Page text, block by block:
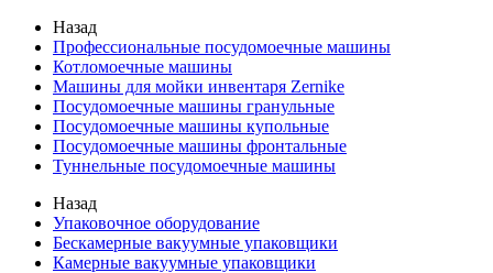
Назад
Профессиональные посудомоечные машины
Котломоечные машины
Машины для мойки инвентаря Zernike
Посудомоечные машины гранульные
Посудомоечные машины купольные
Посудомоечные машины фронтальные
Туннельные посудомоечные машины
Назад
Упаковочное оборудование
Бескамерные вакуумные упаковщики
Камерные вакуумные упаковщики